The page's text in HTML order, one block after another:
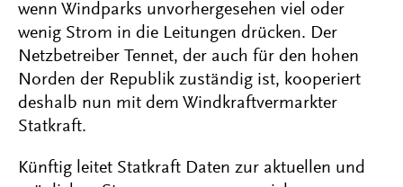
wenn Windparks unvorhergesehen viel oder
wenig Strom in die Leitungen drücken. Der
Netzbetreiber Tennet, der auch für den hohen
Norden der Republik zuständig ist, kooperiert
deshalb nun mit dem Windkraftvermarkter
Statkraft.
Künftig leitet Statkraft Daten zur aktuellen und